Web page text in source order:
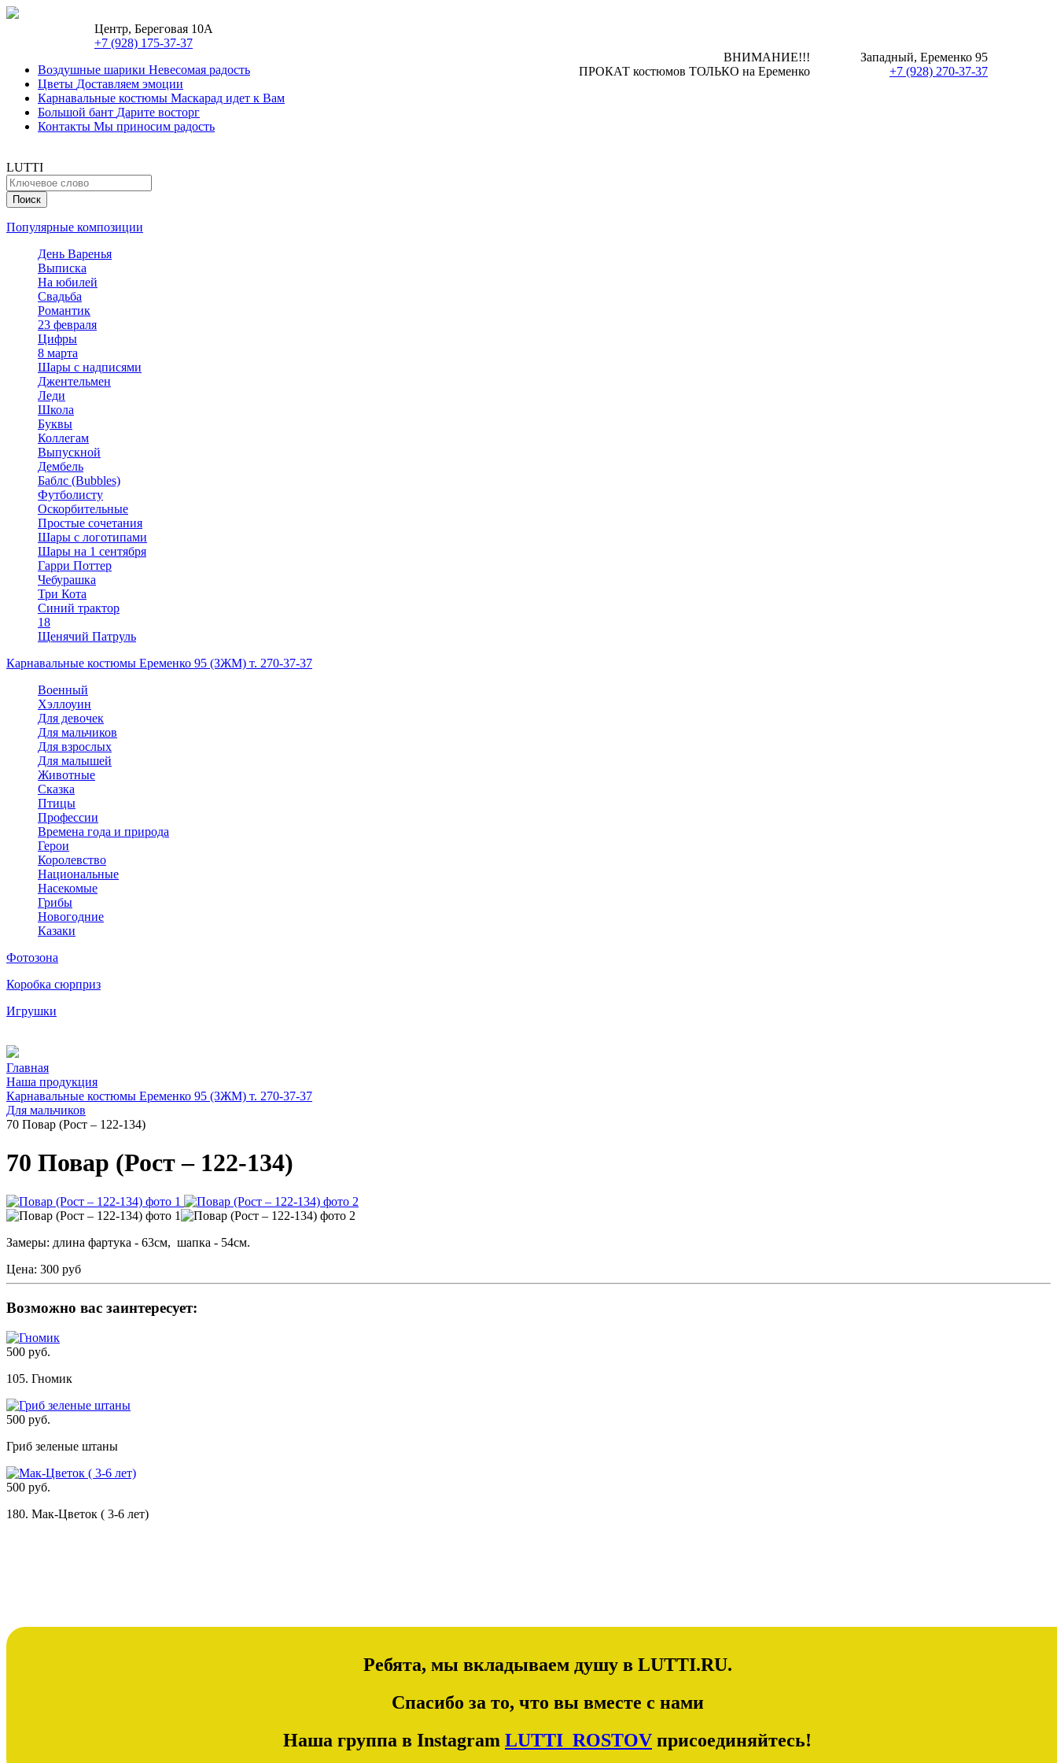
Центр, Береговая 10А
+7 (928) 175-37-37
Западный, Еременко 95
+7 (928) 270-37-37
ВНИМАНИЕ!!!
ПРОКАТ костюмов ТОЛЬКО на Еременко
Воздушные шарики Невесомая радость
Цветы Доставляем эмоции
Карнавальные костюмы Маскарад идет к Вам
Большой бант Дарите восторг
Контакты Мы приносим радость
LUTTI
Популярные композиции
День Варенья
Выписка
На юбилей
Свадьба
Романтик
23 февраля
Цифры
8 марта
Шары с надписями
Джентельмен
Леди
Школа
Буквы
Коллегам
Выпускной
Дембель
Баблс (Bubbles)
Футболисту
Оскорбительные
Простые сочетания
Шары с логотипами
Шары на 1 сентября
Гарри Поттер
Чебурашка
Три Кота
Синий трактор
18
Щенячий Патруль
Карнавальные костюмы Еременко 95 (ЗЖМ) т. 270-37-37
Военный
Хэллоуин
Для девочек
Для мальчиков
Для взрослых
Для малышей
Животные
Сказка
Птицы
Профессии
Времена года и природа
Герои
Королевство
Национальные
Насекомые
Грибы
Новогодние
Казаки
Фотозона
Коробка сюрприз
Игрушки
Главная
Наша продукция
Карнавальные костюмы Еременко 95 (ЗЖМ) т. 270-37-37
Для мальчиков
70 Повар (Рост – 122-134)
70 Повар (Рост – 122-134)
Замеры: длина фартука - 63см, шапка - 54см.
Цена: 300 руб
Возможно вас заинтересует:
500 руб.
105. Гномик
500 руб.
Гриб зеленые штаны
500 руб.
180. Мак-Цветок ( 3-6 лет)
Ребята, мы вкладываем душу в LUTTI.RU.
Спасибо за то, что вы вместе с нами
Наша группа в Instagram LUTTI_ROSTOV присоединяйтесь!